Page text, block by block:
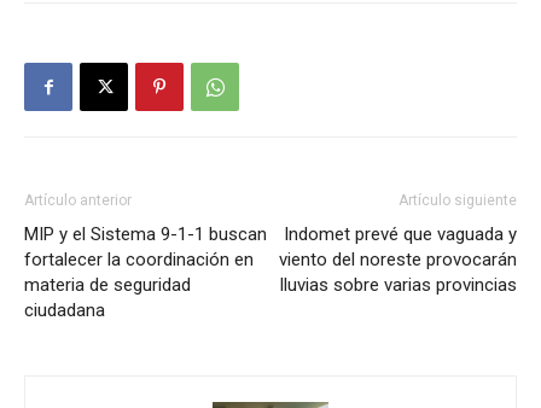
Artículo anterior
MIP y el Sistema 9-1-1 buscan
fortalecer la coordinación en
materia de seguridad
ciudadana
Artículo siguiente
Indomet prevé que vaguada y
viento del noreste provocarán
lluvias sobre varias provincias